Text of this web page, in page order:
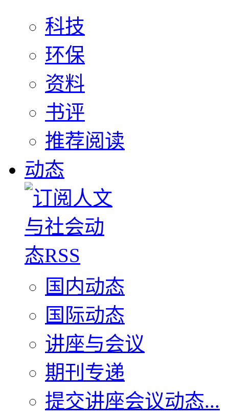
科技
环保
资料
书评
推荐阅读
动态
国内动态
国际动态
讲座与会议
期刊专递
提交讲座会议动态...